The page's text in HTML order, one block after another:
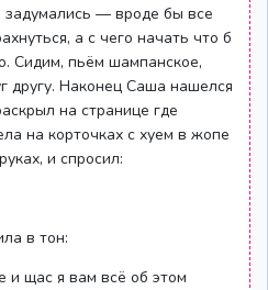
— вроде бы все
а с чего начать что б
Сидим, пьём шампанское,
другу. Наконец Саша нашелся
на странице где
на корточках с хуем в жопе
и спросил:
в тон:
щас я вам всё об этом